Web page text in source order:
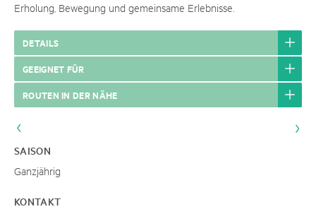
Erholung, Bewegung und gemeinsame Erlebnisse.
DETAILS
GEEIGNET FÜR
ROUTEN IN DER NÄHE
SAISON
Ganzjährig
KONTAKT